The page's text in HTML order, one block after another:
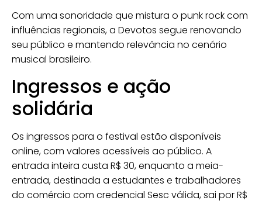
Com uma sonoridade que mistura o punk rock com
influências regionais, a Devotos segue renovando
seu público e mantendo relevância no cenário
musical brasileiro.
Ingressos e ação
solidária
Os ingressos para o festival estão disponíveis
online, com valores acessíveis ao público. A
entrada inteira custa R$ 30, enquanto a meia-
entrada, destinada a estudantes e trabalhadores
do comércio com credencial Sesc válida, sai por R$